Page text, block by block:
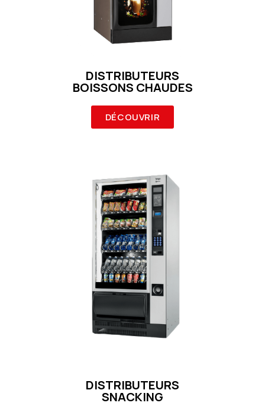
DISTRIBUTEURS
BOISSONS CHAUDES
DÉCOUVRIR
DISTRIBUTEURS
SNACKING